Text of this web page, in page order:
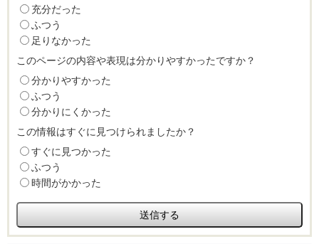
充分だった
ふつう
足りなかった
このページの内容や表現は分かりやすかったですか？
分かりやすかった
ふつう
分かりにくかった
この情報はすぐに見つけられましたか？
すぐに見つかった
ふつう
時間がかかった